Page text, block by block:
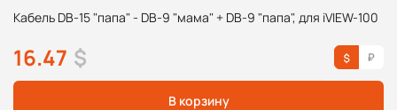
Кабель DB-15 "папа" - DB-9 "мама" + DB-9 "папа", для iVIEW-100
16.47 $
В корзину